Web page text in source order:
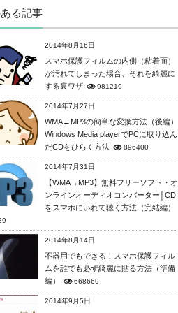
る記事
2014年8月16日
スマホ保護フィルムの内側（粘着面）
が汚れてしまった場合、それを綺麗に
する裏ワザ
981219
2014年7月27日
WMA→MP3の簡単な変換方法（後編）
Windows Media playerでPCに取り込ん
だCDをひらく方法
896400
2014年7月31日
【WMA→MP3】無料フリーソフト・オ
ンラインオーディオコンバーター│CD
をスマホにいれて聴く方法（完結編）
2014年8月14日
不器用でもできる！スマホ保護フィル
ムを誰でも必ず綺麗に貼る方法（準備
編）
668669
2014年9月5日